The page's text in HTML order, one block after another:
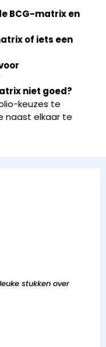
BCG-matrix en
of iets een
niet goed?
keuzes te
naast elkaar te
stukken over